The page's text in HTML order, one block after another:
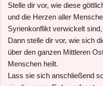
Stelle dir vor, wie diese
und die Herzen aller
Syrienkonflikt verwickelt sind,
Dann stelle dir vor, wie sich
über den ganzen Mittleren
Menschen heilt.
Lass sie sich anschließend